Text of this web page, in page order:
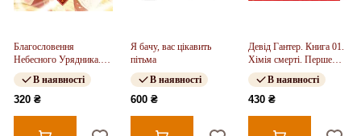
Благословення
Небесного Урядника.
Том 2
В наявності
320 ₴
Я бачу, вас цікавить
пітьма
В наявності
600 ₴
Девід Гантер. Книга 01.
Хімія смерті. Перше
розслідування
В наявності
430 ₴